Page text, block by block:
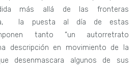
más allá de las fronteras
la puesta al día de estas
tanto “un autorretrato
descripción en movimiento de la
desenmascara algunos de sus